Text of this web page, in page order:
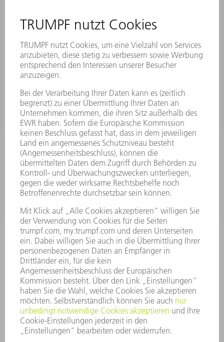
STANDORTE
NEWSLETTER-ANMELDUNG
MYTRUMPF
SICHERHEITSDATENBLÄTTER
PRODUKTE
LASER
LEISTUNGSELEKTRONIK
ELEKTROWERKZEUGE
SMART FACTORY
SOFTWARE
SERVICES
ANWENDUNGEN
BRANCHEN
UNTERNEHMEN
KARRIERE
STELLENANGEBOTE
VORSTAND
GESCHÄFTSBERICHT
UNTERNEHMENSGRUNDSÄTZE
COMPLIANCE
HINWEISGEBERSYSTEM
SECURITY
PRESSEMITTEILUNGEN
MAGAZINE
LIEFERANTEN
NACHHALTIGKEIT
UMWELT & KLIMA
SOZIALES & GESELLSCHAFT
UNTERNEHMENSFÜHRUNG